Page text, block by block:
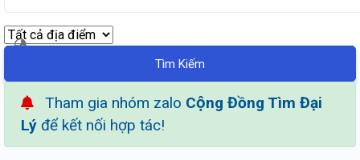
Tìm Kiếm
Tham gia nhóm zalo Cộng Đồng Tìm Đại
Lý để kết nối hợp tác!